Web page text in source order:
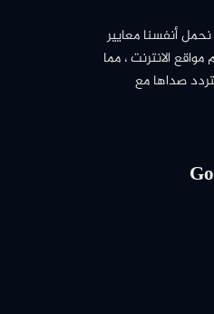
أنفسنا معايير
الانترنت ، مما
صداها مع